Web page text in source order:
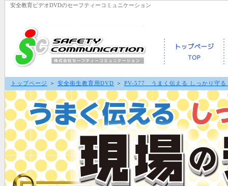
安全教育ビデオDVDのセーフティーコミュニケーション
トップページ ＞ 安全衛生教育用DVD ＞ PV-577 うまく伝える しっかり守る